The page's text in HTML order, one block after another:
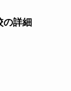
の詳細